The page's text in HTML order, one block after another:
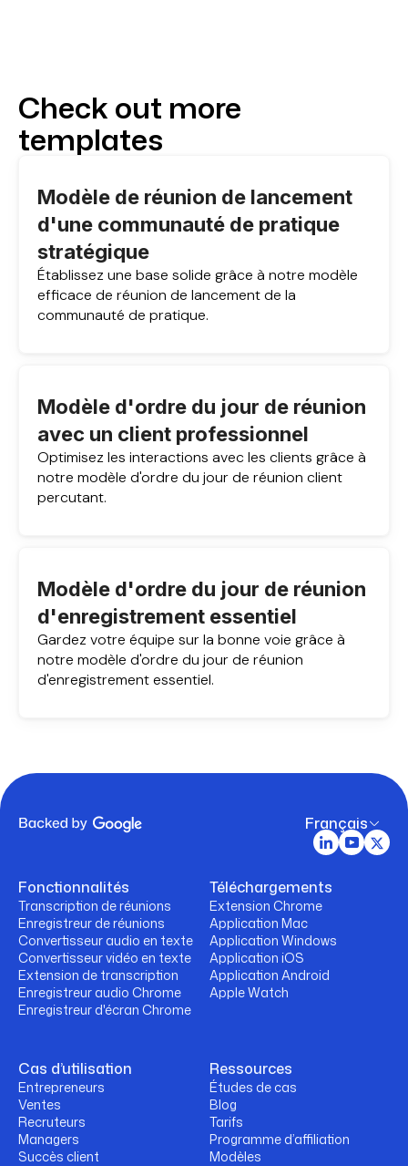
Check out more
templates
Modèle de réunion de lancement
d'une communauté de pratique
stratégique
Établissez une base solide grâce à notre modèle
efficace de réunion de lancement de la
communauté de pratique.
Modèle d'ordre du jour de réunion
avec un client professionnel
Optimisez les interactions avec les clients grâce à
notre modèle d'ordre du jour de réunion client
percutant.
Modèle d'ordre du jour de réunion
d'enregistrement essentiel
Gardez votre équipe sur la bonne voie grâce à
notre modèle d'ordre du jour de réunion
d'enregistrement essentiel.
Français
Fonctionnalités
Transcription de réunions
Enregistreur de réunions
Convertisseur audio en texte
Convertisseur vidéo en texte
Extension de transcription
Enregistreur audio Chrome
Enregistreur d'écran Chrome
Téléchargements
Extension Chrome
Application Mac
Application Windows
Application iOS
Application Android
Apple Watch
Cas d’utilisation
Entrepreneurs
Ventes
Recruteurs
Managers
Succès client
Ressources
Études de cas
Blog
Tarifs
Programme d’affiliation
Modèles